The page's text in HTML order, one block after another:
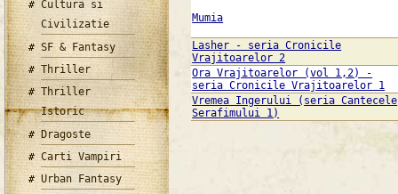
Cultura si
Civilizatie
SF & Fantasy
Thriller
Thriller
Istoric
Dragoste
Carti Vampiri
Urban Fantasy
Mumia
Lasher - seria Cronicile
Vrajitoarelor 2
Ora Vrajitoarelor (vol 1,2) -
seria Cronicile Vrajitoarelor 1
Vremea Ingerului (seria Cantecele
Serafimului 1)